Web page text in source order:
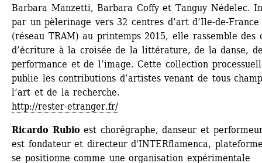
Barbara Manzetti, Barbara Coffy et Tanguy Nédelec.
par un pèlerinage vers 32 centres d’art d’Ile-de-France
(réseau TRAM) au printemps 2015, elle rassemble des
d’écriture à la croisée de la littérature, de la danse,
performance et de l’image. Cette collection
publie les contributions d’artistes venant de tous
l’art et de la recherche.
http://rester-etranger.fr/
Ricardo Rubio est chorégraphe, danseur et
est fondateur et directeur d'INTERflamenca,
se positionne comme une organisation expérimentale